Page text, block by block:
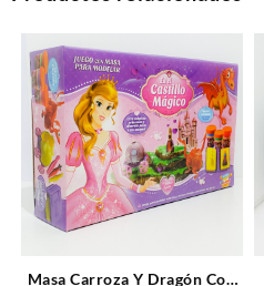
Masa Carroza Y Dragón Con